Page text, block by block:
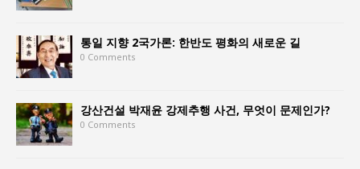
통일 지향 2국가론: 한반도 평화의 새로운 길
0 Comments
강산건설 박재윤 강제추행 사건, 무엇이 문제인가?
0 Comments